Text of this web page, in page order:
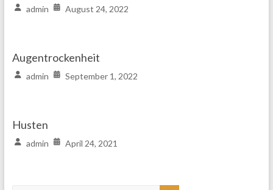
admin August 24, 2022
Augentrockenheit
admin September 1, 2022
Husten
admin April 24, 2021